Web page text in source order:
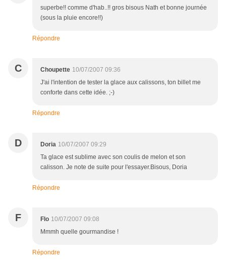
superbe!! comme d'hab..!! gros bisous Nath et bonne journée
(sous la pluie encore!!)
Répondre
C Choupette 10/07/2007 09:36
J'ai l'intention de tester la glace aux calissons, ton billet me
conforte dans cette idée. ;-)
Répondre
D Doria 10/07/2007 09:29
Ta glace est sublime avec son coulis de melon et son
calisson. Je note de suite pour l'essayer.Bisous, Doria
Répondre
F Flo 10/07/2007 09:08
Mmmh quelle gourmandise !
Répondre